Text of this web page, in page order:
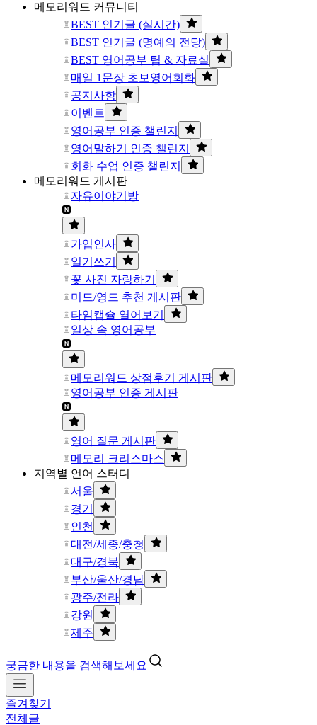
메모리워드 커뮤니티
BEST 인기글 (실시간)
BEST 인기글 (명예의 전당)
BEST 영어공부 팁 & 자료실
매일 1문장 초보영어회화
공지사항
이벤트
영어공부 인증 챌린지
영어말하기 인증 챌린지
회화 수업 인증 챌린지
메모리워드 게시판
자유이야기방
가입인사
일기쓰기
꽃 사진 자랑하기
미드/영드 추천 게시판
타임캡슐 열어보기
일상 속 영어공부
메모리워드 상점후기 게시판
영어공부 인증 게시판
영어 질문 게시판
메모리 크리스마스
지역별 언어 스터디
서울
경기
인천
대전/세종/충청
대구/경북
부산/울산/경남
광주/전라
강원
제주
궁금한 내용을 검색해보세요
즐겨찾기
전체글